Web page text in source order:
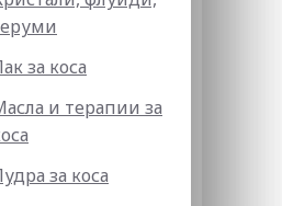
за коса
и терапии за
за коса